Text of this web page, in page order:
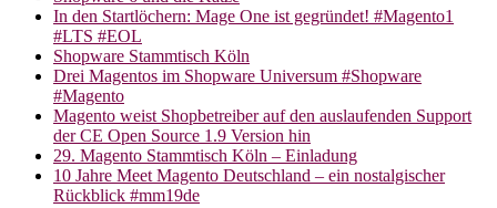
In den Startlöchern: Mage One ist gegründet! #Magento1
#LTS #EOL
Shopware Stammtisch Köln
Drei Magentos im Shopware Universum #Shopware
#Magento
Magento weist Shopbetreiber auf den auslaufenden Support
der CE Open Source 1.9 Version hin
29. Magento Stammtisch Köln – Einladung
10 Jahre Meet Magento Deutschland – ein nostalgischer
Rückblick #mm19de